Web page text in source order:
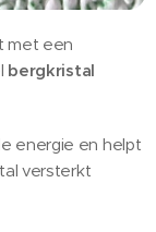
met een
bergkristal
energie en helpt
versterkt